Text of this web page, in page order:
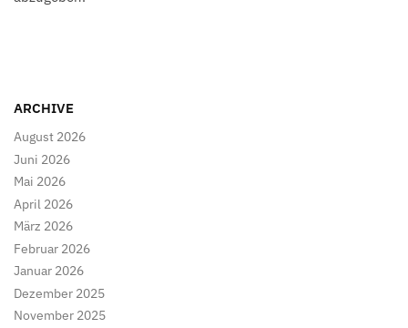
ARCHIVE
August 2026
Juni 2026
Mai 2026
April 2026
März 2026
Februar 2026
Januar 2026
Dezember 2025
November 2025